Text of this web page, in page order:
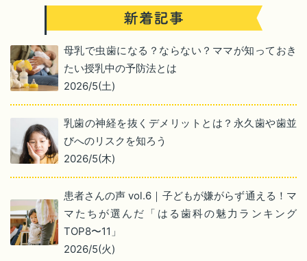
母乳で虫歯になる？ならない？ママが知っておき
たい授乳中の予防法とは
2026/5(土)
乳歯の神経を抜くデメリットとは？永久歯や歯並
びへのリスクを知ろう
2026/5(木)
患者さんの声 vol.6｜子どもが嫌がらず通える！マ
マたちが選んだ「はる歯科の魅力ランキング
TOP8〜11」
2026/5(火)